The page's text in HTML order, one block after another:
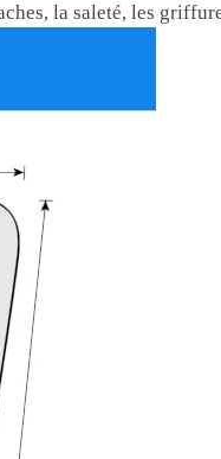
la saleté, les